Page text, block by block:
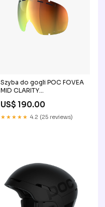
Szyba do gogli POC FOVEA
MID CLARITY
ERP_ROZMIAR:ONE SIZE
US$ 190.00
★★★★★ 4.2 (25 reviews)